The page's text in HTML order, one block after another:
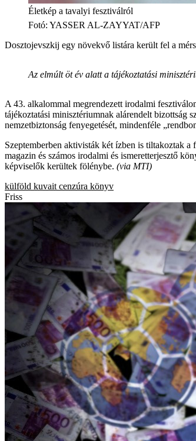
Életkép a tavalyi fesztiválról
Fotó: YASSER AL-ZAYYAT/AFP
Dosztojevszkij egy növekvő listára került fel a
Az elmúlt öt év alatt a tájékoztatási
A 43. alkalommal megrendezett irodalmi
tájékoztatási minisztériumnak alárendelt bizottság
nemzetbiztonság fenyegetését, mindenféle
Szeptemberben aktivisták két ízben is tiltakoztak
magazin és számos irodalmi és ismeretterjesztő
képviselők kerültek fölénybe. (via MTI)
külföld kuvait cenzúra könyv
Friss